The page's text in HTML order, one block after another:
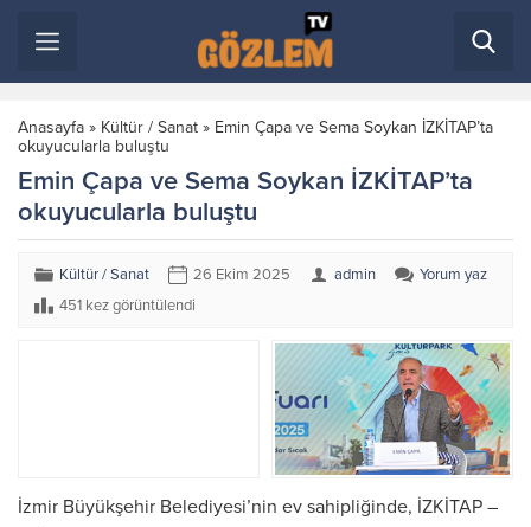
Anasayfa » Kültür / Sanat » Emin Çapa ve Sema Soykan İZKİTAP’ta
okuyucularla buluştu
Emin Çapa ve Sema Soykan İZKİTAP’ta
okuyucularla buluştu
Kültür / Sanat 26 Ekim 2025 admin
Yorum yaz
451 kez görüntülendi
İzmir Büyükşehir Belediyesi’nin ev sahipliğinde, İZKİTAP –